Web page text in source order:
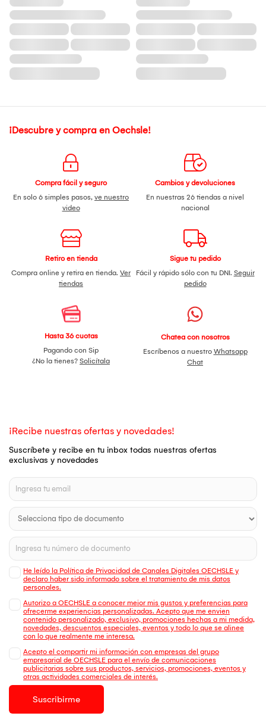
¡Descubre y compra en Oechsle!
Compra fácil y seguro
En solo 6 simples pasos, ve nuestro
video
Cambios y devoluciones
En nuestras 26 tiendas a nivel
nacional
Retiro en tienda
Compra online y retira en tienda. Ver
tiendas
Sigue tu pedido
Fácil y rápido sólo con tu DNI. Seguir
pedido
Hasta 36 cuotas
Pagando con Sip
¿No la tienes? Solicítala
Chatea con nosotros
Escríbenos a nuestro Whatsapp
Chat
¡Recibe nuestras ofertas y novedades!
Suscríbete y recibe en tu inbox todas nuestras ofertas
exclusivas y novedades
He leído la Política de Privacidad de Canales Digitales OECHSLE y
declaro haber sido informado sobre el tratamiento de mis datos
personales.
Autorizo a OECHSLE a conocer mejor mis gustos y preferencias para
ofrecerme experiencias personalizadas. Acepto que me envien
contenido personalizado, exclusivo, promociones hechas a mi medida,
novedades, descuentos especiales, eventos y todo lo que se alinee
con lo que realmente me interesa.
Acepto el compartir mi información con empresas del grupo
empresarial de OECHSLE para el envío de comunicaciones
publicitarias sobre sus productos, servicios, promociones, eventos y
otras actividades comerciales de interés.
Suscribirme